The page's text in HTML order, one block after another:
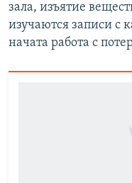
зала, изъятие
изучаются записи с
начата работа с